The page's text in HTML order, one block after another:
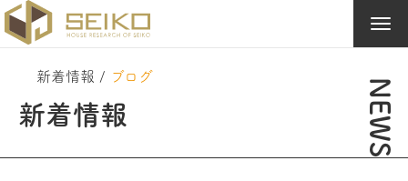
新着情報 NEWS
新着情報 / ブログ